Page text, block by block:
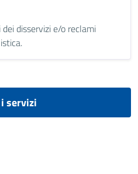
dei disservizi e/o reclami
servizi